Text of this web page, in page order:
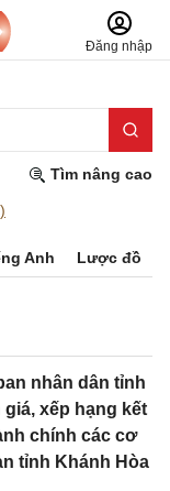
Đăng nhập
Tìm nâng cao
Anh Lược đồ
nhân dân tỉnh
xếp hạng kết
chính các cơ
tỉnh Khánh Hòa